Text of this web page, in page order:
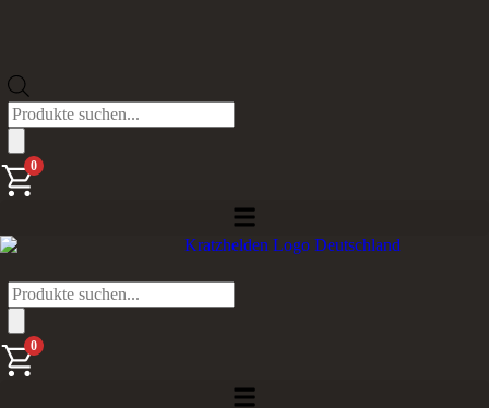
Products
search
0
Products
search
0